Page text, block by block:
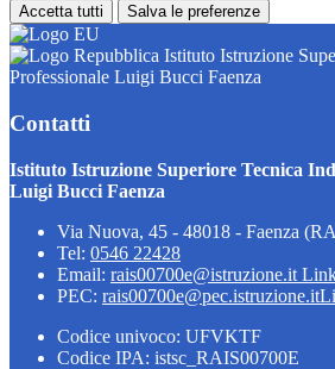
Accetta tutti Salva le preferenze
Istituto Istruzione
Professionale Luigi Bucci Faenza
Contatti
Istituto Istruzione Superiore Tecnica
Luigi Bucci Faenza
Via Nuova, 45 - 48018 - Faenza
Tel: 0546 22428
Email: rais00700e@istruzione.it
PEC: rais00700e@pec.istruzione.it
Codice univoco: UFVKTF
Codice IPA: istsc_RAIS00700E